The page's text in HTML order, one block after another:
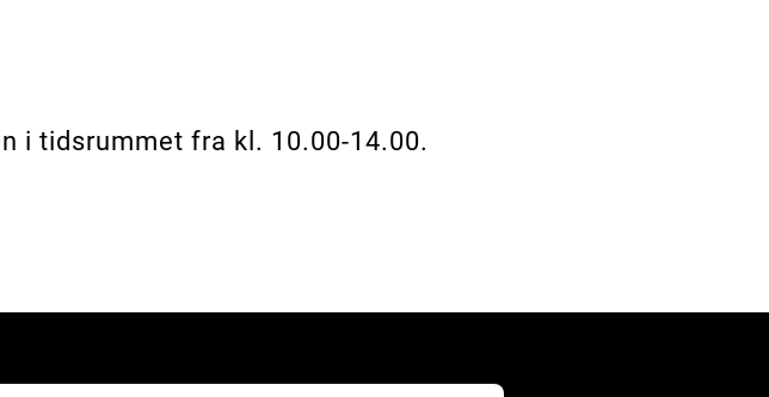
i tidsrummet fra kl. 10.00-14.00.